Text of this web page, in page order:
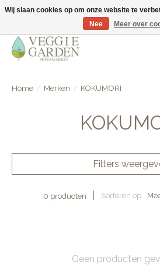
vegan & veggie products | free store pick-up
Home / Merken / KOKUMORI
Filters
0 producten Sorteren op
Geen producten
Wij slaan cookies op om onze website te
Nee
Meer over